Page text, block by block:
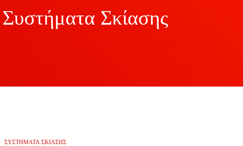
Συστήματα Σκίασης
ΣΥΣΤΉΜΑΤΑ ΣΚΊΑΣΗΣ